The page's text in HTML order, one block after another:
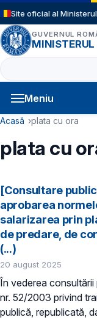
Sari la conținutul
Site oficial al
GUVERNUL
MINISTERUL
Caută
Meniu
Navigație
Cale de
Acasă plata cu ora
plata cu
[Consultare
aprobarea
salarizarea prin
de predare, de
(...)
20 august 2025
În vederea
nr. 52/2003 privind
publică, republicată,